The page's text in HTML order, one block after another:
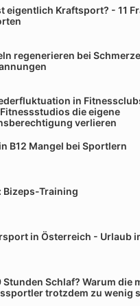
eigentlich Kraftsport? - 11
regenerieren bei
in
die eigene
verlieren
B12 Mangel bei Sportlern
Bizeps-Training
in Österreich - Urlaub
Stunden Schlaf? Warum die
trotzdem zu wenig